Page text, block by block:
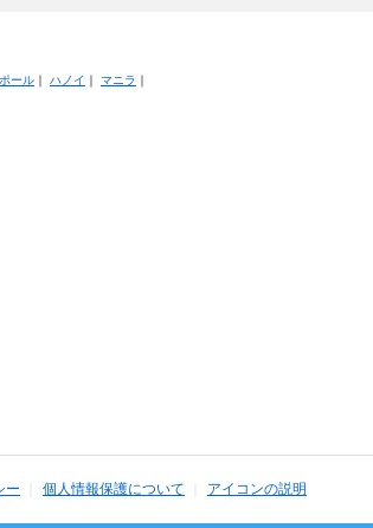
ール｜ ハノイ マニラ
ー 個人情報保護について アイコンの説明